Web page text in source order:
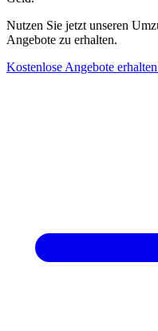
Nutzen Sie jetzt unseren
Angebote zu erhalten.
Kostenlose Angebote